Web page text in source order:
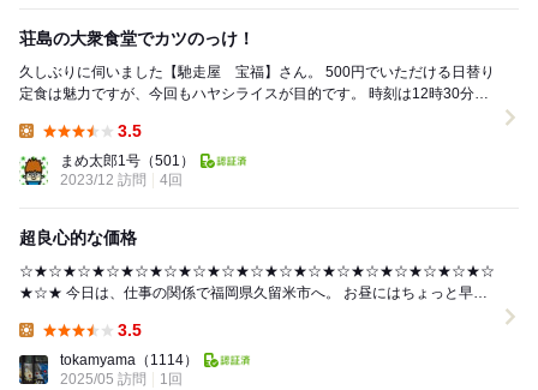
荘島の大衆食堂でカツのっけ！
久しぶりに伺いました【馳走屋 宝福】さん。 500円でいただける日替り
定食は魅力ですが、今回もハヤシライスが目的です。 時刻は12時30分、
3.5
まめ太郎1号 （501）
2023/12 訪問
4回
超良心的な価格
☆★☆★☆★☆★☆★☆★☆★☆★☆★☆★☆★☆★☆★☆★☆★☆★☆
★☆★ 今日は、仕事の関係で福岡県久留米市へ。 お昼にはちょっと早い
3.5
tokamyama （1114）
2025/05 訪問
1回